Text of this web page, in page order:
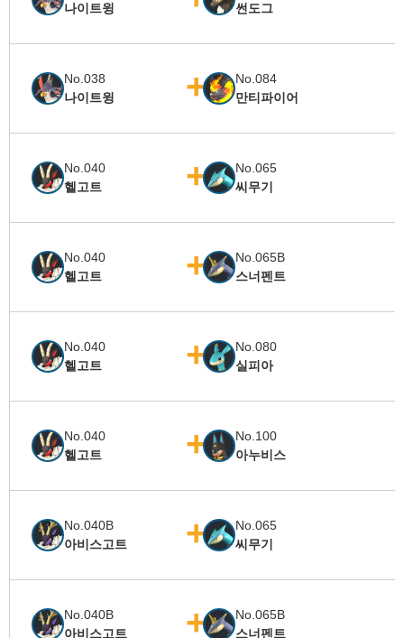
나이트윙
썬도그
No.038
나이트윙
No.084
만티파이어
No.040
헬고트
No.065
씨무기
No.040
헬고트
No.065B
스너펜트
No.040
헬고트
No.080
실피아
No.040
헬고트
No.100
아누비스
No.040B
아비스고트
No.065
씨무기
No.040B
아비스고트
No.065B
스너펜트